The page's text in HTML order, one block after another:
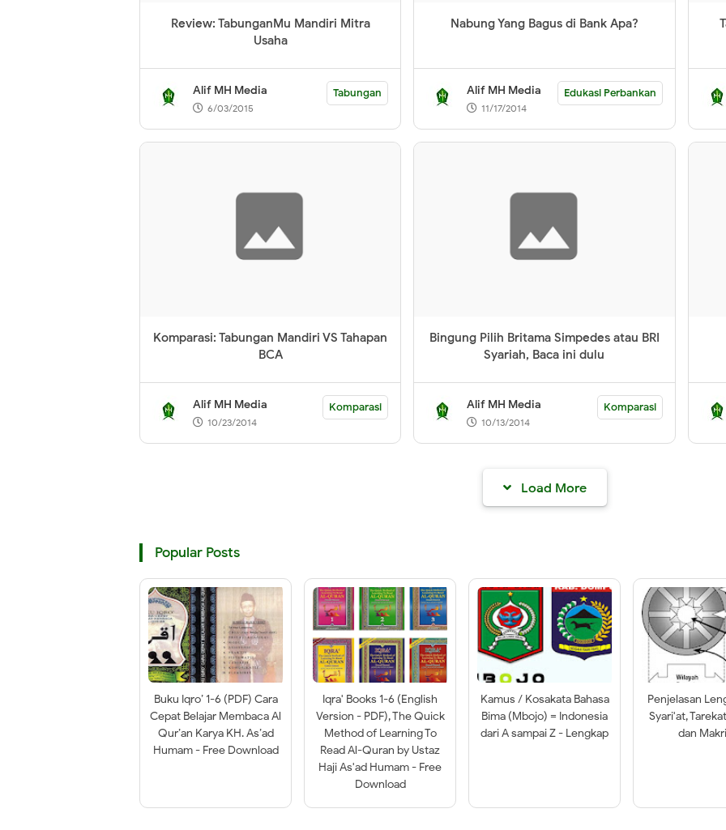
Review: TabunganMu Mandiri Mitra
Usaha
Alif MH Media
6/03/2015
Tabungan
Nabung Yang Bagus di Bank Apa?
Alif MH Media
11/17/2014
Edukasi Perbankan
Komparasi: Tabungan Mandiri VS Tahapan
BCA
Alif MH Media
10/23/2014
Komparasi
Bingung Pilih Britama Simpedes atau BRI
Syariah, Baca ini dulu
Alif MH Media
10/13/2014
Komparasi
Load More
Popular Posts
Buku Iqro’ 1-6 (PDF) Cara
Cepat Belajar Membaca Al
Qur’an Karya KH. As’ad
Humam - Free Download
Iqra' Books 1-6 (English
Version - PDF), The Quick
Method of Learning To
Read Al-Quran by Ustaz
Haji As'ad Humam - Free
Download
Kamus / Kosakata Bahasa
Bima (Mbojo) = Indonesia
dari A sampai Z - Lengkap
Penjelasan
Syari'at,
dan